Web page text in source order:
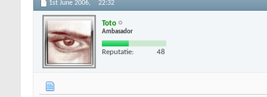
1st June 2006, 22:32
Toto
Ambasador
Reputatie: 48